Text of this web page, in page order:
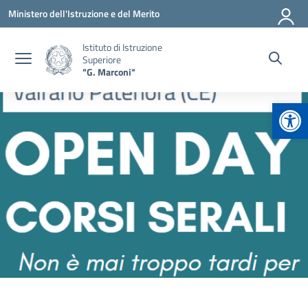
Vai ai contenuti
Vai al menu di navigazione
Vai al footer
Ministero dell'Istruzione e del Merito
Istituto di Istruzione
Superiore
"G. Marconi"